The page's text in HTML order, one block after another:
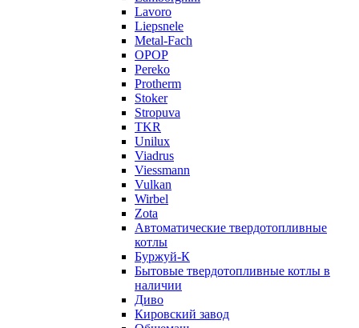
Lavoro
Liepsnele
Metal-Fach
OPOP
Pereko
Protherm
Stoker
Stropuva
TKR
Unilux
Viadrus
Viessmann
Vulkan
Wirbel
Zota
Автоматические твердотопливные
котлы
Буржуй-К
Бытовые твердотопливные котлы в
наличии
Диво
Кировский завод